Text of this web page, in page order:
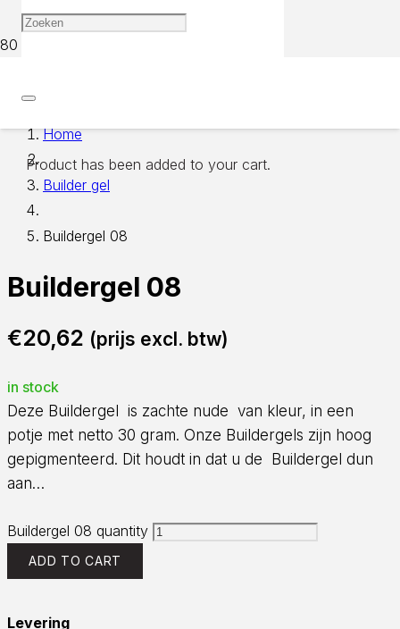
Product has been added to your cart.
Home
Builder gel
Buildergel 08
Buildergel 08
€20,62 (prijs excl. btw)
in stock
Deze Buildergel is zachte nude van kleur, in een
potje met netto 30 gram. Onze Buildergels zijn hoog
gepigmenteerd. Dit houdt in dat u de Buildergel dun
aan…
Buildergel 08 quantity
ADD TO CART